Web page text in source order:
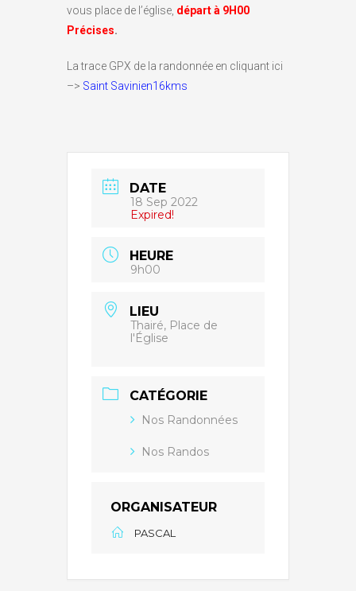
vous place de l’église, départ à 9H00
Précises.
La trace GPX de la randonnée en cliquant ici
–> Saint Savinien16kms
DATE
18 Sep 2022
Expired!
HEURE
9h00
LIEU
Thairé, Place de
l'Église
CATÉGORIE
Nos Randonnées
Nos Randos
ORGANISATEUR
PASCAL